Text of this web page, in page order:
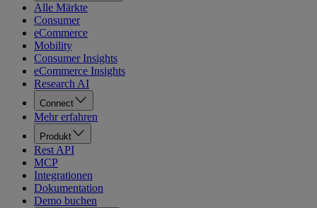
Alle Märkte
Consumer
eCommerce
Mobility
Consumer Insights
eCommerce Insights
Research AI
Connect
Mehr erfahren
Produkt
Rest API
MCP
Integrationen
Dokumentation
Demo buchen